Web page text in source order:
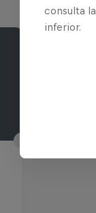
consulta la
inferior.